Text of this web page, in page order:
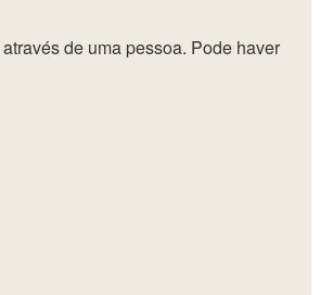
de uma pessoa. Pode haver